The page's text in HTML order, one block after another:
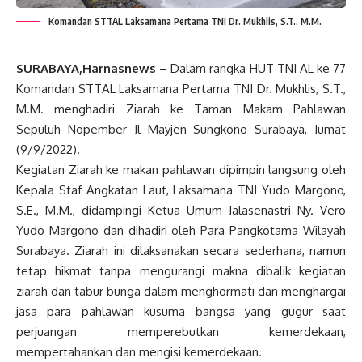
Komandan STTAL Laksamana Pertama TNI Dr. Mukhlis, S.T., M.M.
SURABAYA,Harnasnews – Dalam rangka HUT TNI AL ke 77
Komandan STTAL Laksamana Pertama TNI Dr. Mukhlis, S.T.,
M.M. menghadiri Ziarah ke Taman Makam Pahlawan
Sepuluh Nopember Jl Mayjen Sungkono Surabaya, Jumat
(9/9/2022).
Kegiatan Ziarah ke makan pahlawan dipimpin langsung oleh
Kepala Staf Angkatan Laut, Laksamana TNI Yudo Margono,
S.E., M.M., didampingi Ketua Umum Jalasenastri Ny. Vero
Yudo Margono dan dihadiri oleh Para Pangkotama Wilayah
Surabaya. Ziarah ini dilaksanakan secara sederhana, namun
tetap hikmat tanpa mengurangi makna dibalik kegiatan
ziarah dan tabur bunga dalam menghormati dan menghargai
jasa para pahlawan kusuma bangsa yang gugur saat
perjuangan memperebutkan kemerdekaan,
mempertahankan dan mengisi kemerdekaan.